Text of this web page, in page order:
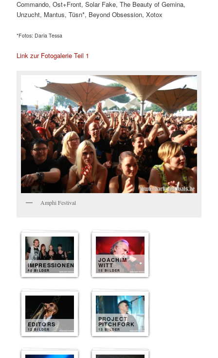
Commando, Ost+Front, Solar Fake, The Beauty of Gemina,
Unzucht, Mantus, Tüsn*, Beyond Obsession, Xotox
*Fotos: Daria Tessa
Link zur Fotogalerie Teil 1
Amphi Festival
IMPRESSIONEN
40 BILDER
JOACHIM
WITT
15 BILDER
EDITORS
12 BILDER
PROJECT
PITCHFORK
13 BILDER